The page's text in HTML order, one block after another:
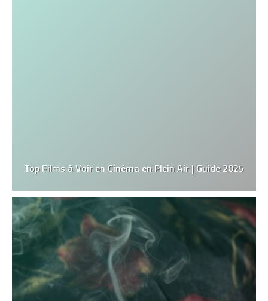
Top Films à Voir en Cinéma en Plein Air | Guide 2025